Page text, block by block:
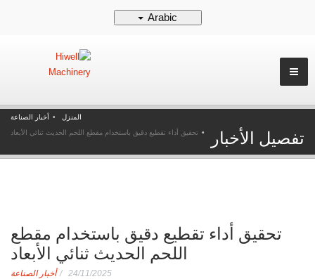
Arabic
تفصيل الأخبار
المنزل
أخبار الصناعة
تحقيق أداء تقطيع دقيق باستخدام مقطع اللحم الحديث ثنائي الأبعاد
تحقيق أداء تقطيع دقيق باستخدام مقطع
اللحم الحديث ثنائي الأبعاد
24/11/2025 أخبار الصناعة